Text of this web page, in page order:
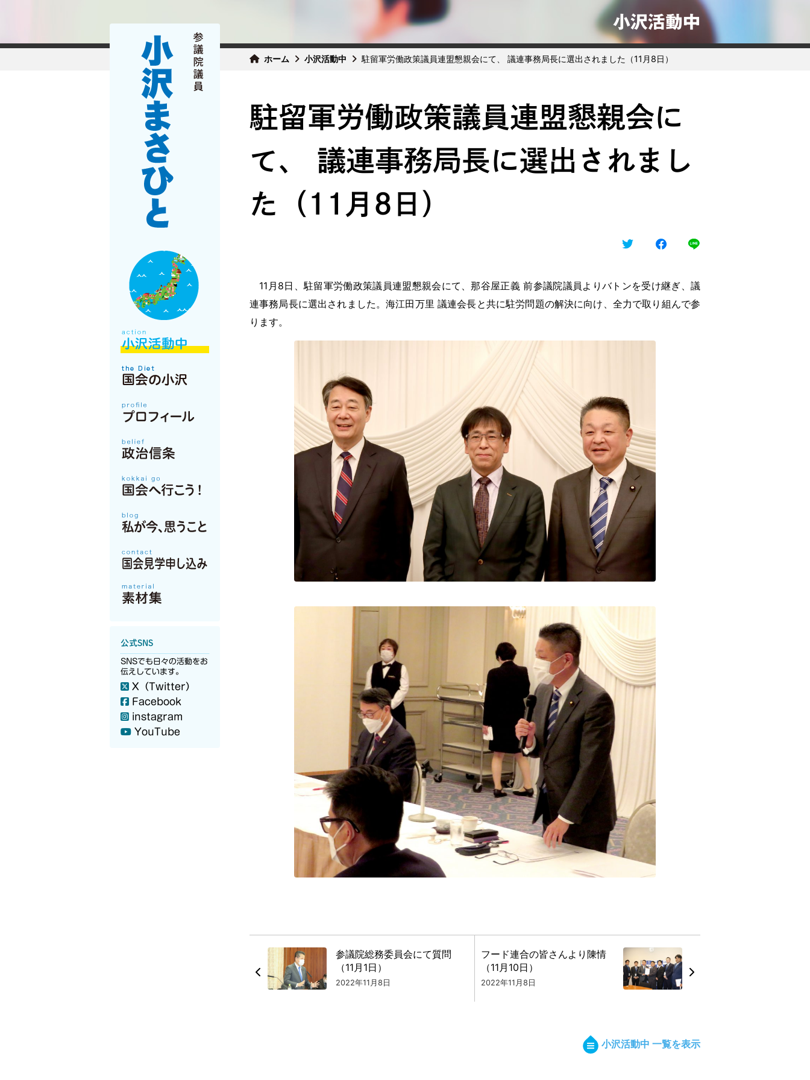
小沢活動中
ホーム 小沢活動中 駐留軍労働政策議員連盟懇親会にて、 議連事務局長に選出されました（11月8日）
公式SNS
SNSでも日々の活動をお
伝えしています。
X（Twitter）
Facebook
instagram
YouTube
駐留軍労働政策議員連盟懇親会に
て、 議連事務局長に選出されまし
た（11月8日）
11月8日、駐留軍労働政策議員連盟懇親会にて、那谷屋正義 前参議院議員よりバトンを受け継ぎ、議
連事務局長に選出されました。海江田万里 議連会長と共に駐労問題の解決に向け、全力で取り組んで参
ります。
参議院総務委員会にて質問
（11月1日）
2022年11月8日
フード連合の皆さんより陳情
（11月10日）
2022年11月8日
小沢活動中 一覧を表示